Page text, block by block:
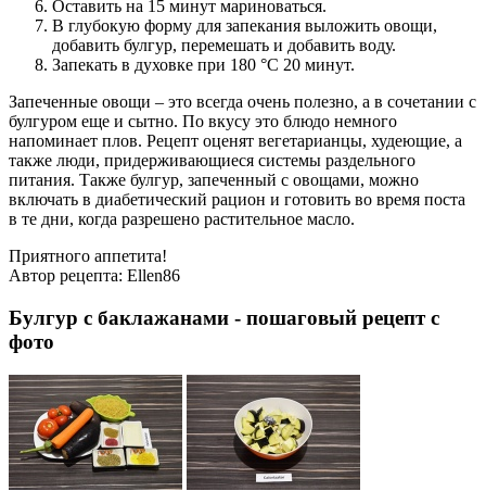
Оставить на 15 минут мариноваться.
В глубокую форму для запекания выложить овощи,
добавить булгур, перемешать и добавить воду.
Запекать в духовке при 180 °С 20 минут.
Запеченные овощи – это всегда очень полезно, а в сочетании с
булгуром еще и сытно. По вкусу это блюдо немного
напоминает плов. Рецепт оценят вегетарианцы, худеющие, а
также люди, придерживающиеся системы раздельного
питания. Также булгур, запеченный с овощами, можно
включать в диабетический рацион и готовить во время поста
в те дни, когда разрешено растительное масло.
Приятного аппетита!
Автор рецепта: Ellen86
Булгур с баклажанами - пошаговый рецепт с
фото